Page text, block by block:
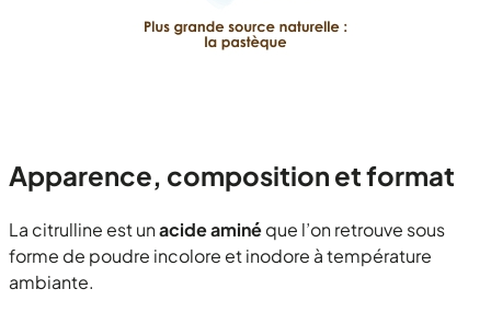
Apparence, composition et format
La citrulline est unacide aminéque l’on retrouve sous
forme de poudre incolore et inodore à température
ambiante.